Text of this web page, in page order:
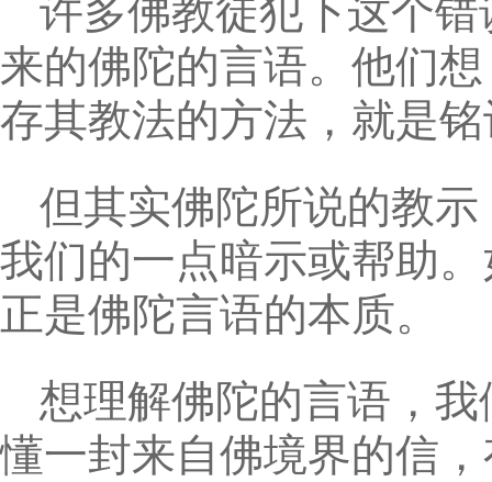
许多佛教徒犯下这个
来的佛陀的言语。他们
存其教法的方法，就是
但其实佛陀所说的教
我们的一点暗示或帮助
正是佛陀言语的本质。
想理解佛陀的言语，
懂一封来自佛境界的信